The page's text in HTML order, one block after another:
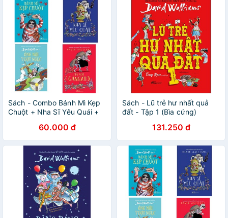
Sách - Combo Bánh Mì Kẹp
Chuột + Nha Sĩ Yêu Quái +
Găngxtơ ( lẻ trọn bộ )
60.000 đ
Sách - Lũ trẻ hư nhất quả
đất - Tập 1 (Bìa cứng)
131.250 đ